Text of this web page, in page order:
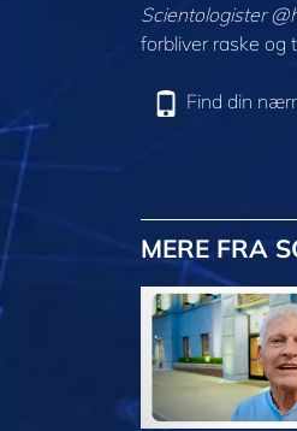
Scientologister
forbliver raske og
Find din
MERE FRA